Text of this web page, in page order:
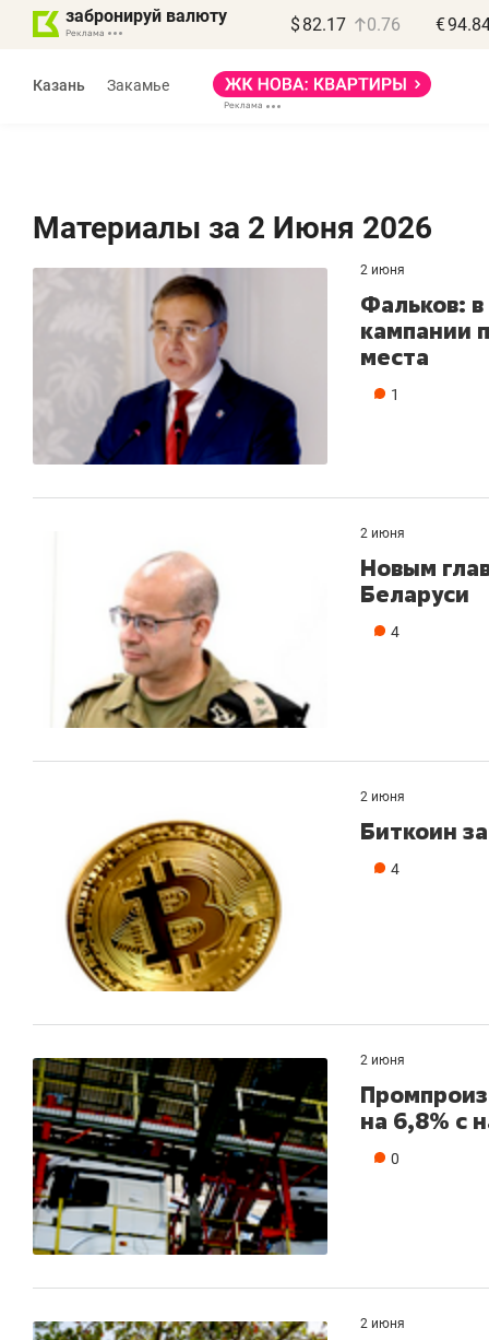
забронируй валюту $ 82.17 0.76 €
Казань Закамье
Материалы за 2 Июня 2026
2 июня
Фальков: в
кампании
места
1
2 июня
Новым
Беларуси
4
2 июня
Биткоин
4
2 июня
на 6,8% с
0
2 июня
Рекомендуем
150 камер до квартиры и Face
ID вместо ключа: какой будет
безопасность в ЖК «Нова»